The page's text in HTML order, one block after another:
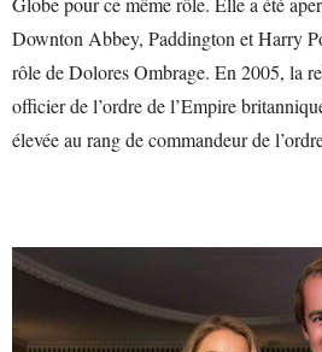
Downton Abbey, Paddington et Harry
rôle de Dolores Ombrage. En 2005, la
officier de l’ordre de l’Empire
élevée au rang de commandeur de